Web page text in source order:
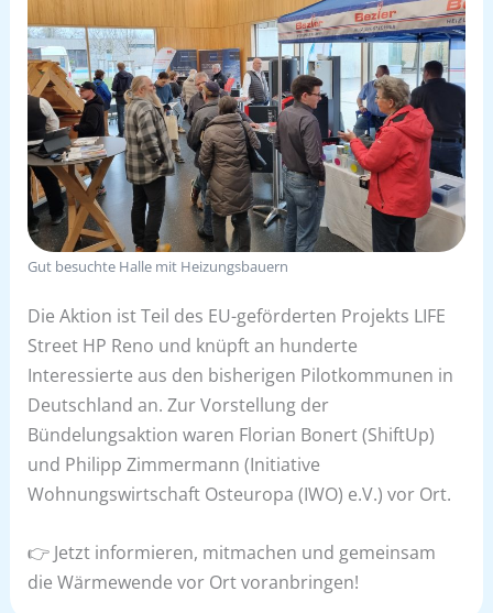
Gut besuchte Halle mit Heizungsbauern
Die Aktion ist Teil des EU-geförderten Projekts LIFE
Street HP Reno und knüpft an hunderte
Interessierte aus den bisherigen Pilotkommunen in
Deutschland an. Zur Vorstellung der
Bündelungsaktion waren Florian Bonert (ShiftUp)
und Philipp Zimmermann (Initiative
Wohnungswirtschaft Osteuropa (IWO) e.V.) vor Ort.
👉 Jetzt informieren, mitmachen und gemeinsam
die Wärmewende vor Ort voranbringen!